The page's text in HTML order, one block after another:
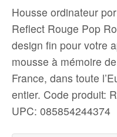
Case
Logic
Reflect
Rouge
-
Haute
qualité
Housses
Housse ordinateur
Reflect Rouge Pop
design fin pour votre
mousse à mémoire
France, dans toute
entier. Code produit:
UPC: 085854244374